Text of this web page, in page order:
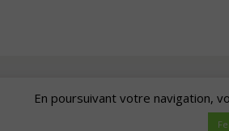
Artscape| Fièrement
En poursuivant votre navigation,